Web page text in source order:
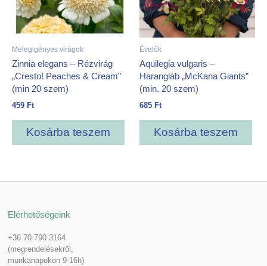
Melegigényes virágok
Zinnia elegans – Rézvirág
„Cresto! Peaches & Cream”
(min 20 szem)
459 Ft
Kosárba teszem
Évelők
Aquilegia vulgaris –
Harangláb „McKana Giants”
(min. 20 szem)
685 Ft
Kosárba teszem
Elérhetőségeink
+36 70 790 3164
(megrendelésekről,
munkanapokon 9-16h)